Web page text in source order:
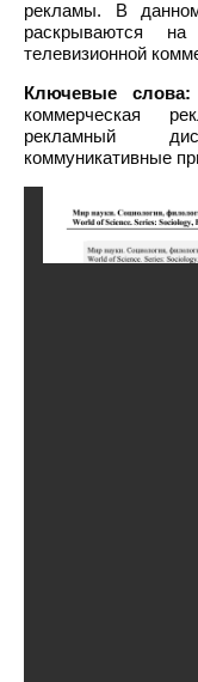
рекламы. В
раскрываются
телевизионной
Ключевые слова:
коммерческая
рекламный
коммуникативные